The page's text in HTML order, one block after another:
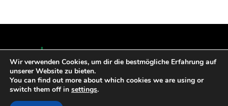
Back
To
Top
Dr. phil. Heinz-Wilhelm Droste M. A. - Fringstraße 1 - 41836 Hückelhoven
Wir verwenden Cookies, um dir die bestmögliche Erfahrung auf
unserer Website zu bieten.
You can find out more about which cookies we are using or
switch them off in settings.